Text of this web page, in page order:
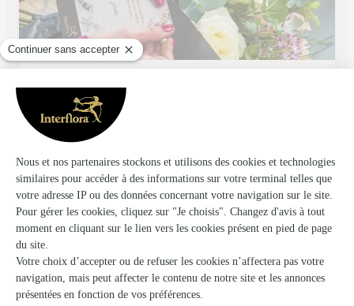
L’oxalis
Tessy Bocage
★★
4.2 (20)
49 rue Saint Pierre et Miquelon
Voir la boutique